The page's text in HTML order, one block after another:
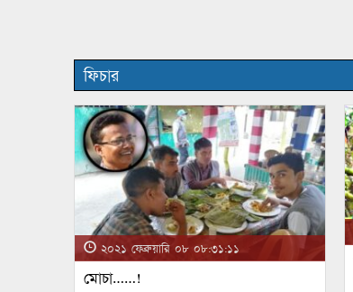
ফিচার
২০২১ ফেব্রুয়ারি ০৮ ০৮:৩১:১১
মোচা……!